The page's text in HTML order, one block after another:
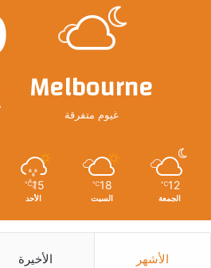
Melbourne
غيوم متفرقة
12
℃
الجمعة
18
℃
السبت
15
℃
الأحد
الأشهر الأخيرة